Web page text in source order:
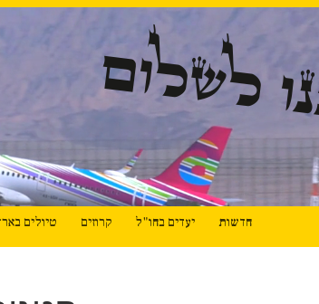
לשלום
חדשות יעדים בחו"ל קרוזים טיולים